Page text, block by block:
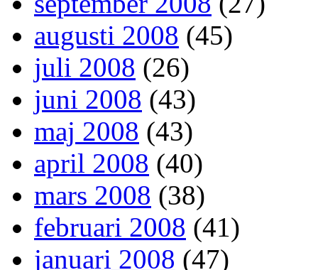
augusti 2008 (45)
juli 2008 (26)
juni 2008 (43)
maj 2008 (43)
april 2008 (40)
mars 2008 (38)
februari 2008 (41)
januari 2008 (47)